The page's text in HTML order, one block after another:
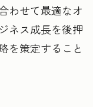
わせて最適なオ
ネス成長を後押
を策定すること